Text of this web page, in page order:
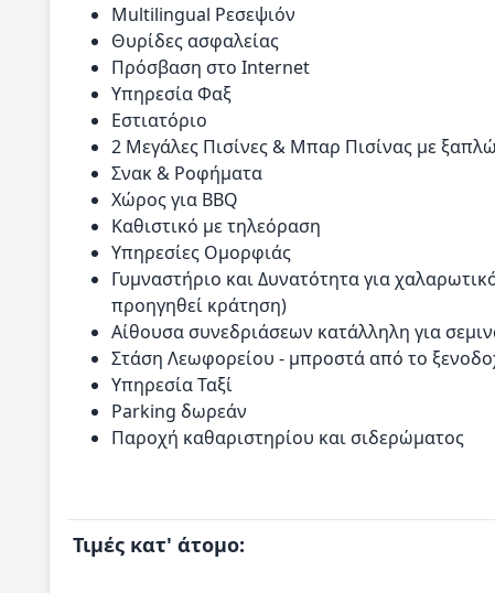
Multilingual Ρεσεψιόν
Θυρίδες ασφαλείας
Πρόσβαση στο Internet
Υπηρεσία Φαξ
Εστιατόριο
2 Μεγάλες Πισίνες & Μπαρ Πισίνας με
Σνακ & Ροφήματα
Χώρος για BBQ
Καθιστικό με τηλεόραση
Υπηρεσίες Ομορφιάς
Γυμναστήριο και Δυνατότητα για
προηγηθεί κράτηση)
Αίθουσα συνεδριάσεων κατάλληλη για
Στάση Λεωφορείου - μπροστά από το
Υπηρεσία Ταξί
Parking δωρεάν
Παροχή καθαριστηρίου και σιδερώματος
Τιμές κατ' άτομο: